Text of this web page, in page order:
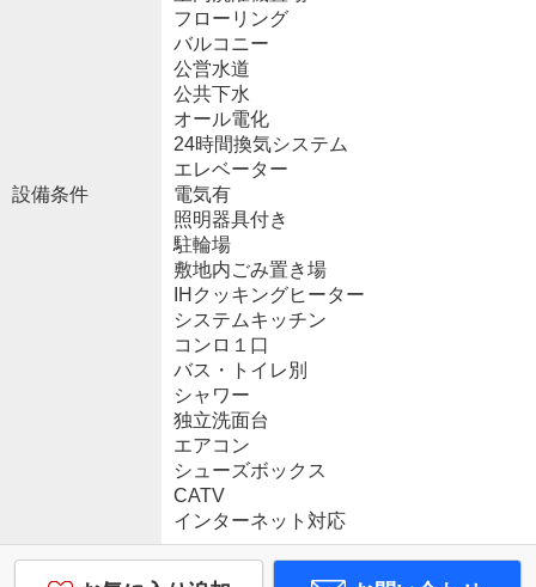
設備条件
フローリング
バルコニー
公営水道
公共下水
オール電化
24時間換気システム
エレベーター
電気有
照明器具付き
駐輪場
敷地内ごみ置き場
IHクッキングヒーター
システムキッチン
コンロ１口
バス・トイレ別
シャワー
独立洗面台
エアコン
シューズボックス
CATV
インターネット対応